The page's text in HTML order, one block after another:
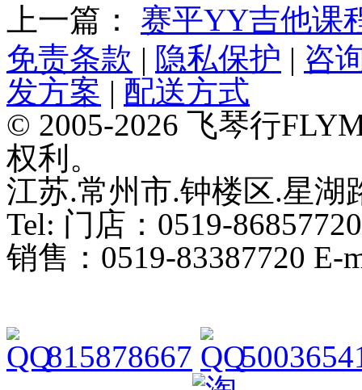
上一篇： 赛平YY吉他课
免责条款 | 隐私保护 | 咨
发方案 | 配送方式
© 2005-2026 飞琴行
权利。
江苏.常州市.钟楼区.星湖
Tel: 门店：0519-86857720
销售：0519-83387720 E-
815878667